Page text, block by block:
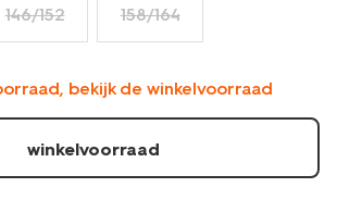
146/152 158/164
bekijk de winkelvoorraad
winkelvoorraad